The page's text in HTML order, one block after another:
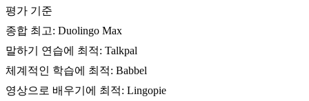
평가 기준
종합 최고: Duolingo Max
말하기 연습에 최적: Talkpal
체계적인 학습에 최적: Babbel
영상으로 배우기에 최적: Lingopie